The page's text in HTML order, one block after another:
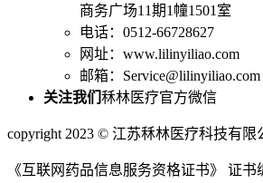
商务广场11期1幢1501室
电话：0512-66728627
网址：www.lilinyiliao.com
邮箱：Service@lilinyiliao.com
关注我们 秝林医疗官方微信
copyright 2023 © 江苏秝林医疗科技有限
《互联网药品信息服务资格证书》 证书